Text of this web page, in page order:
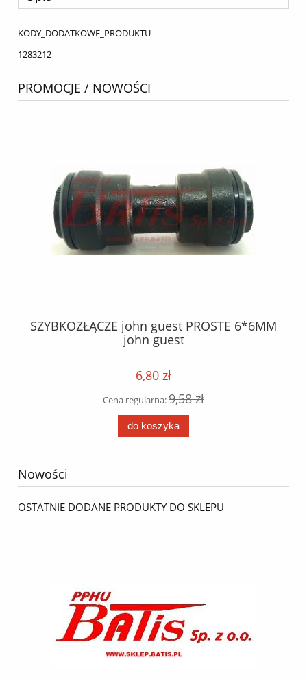
KODY_DODATKOWE_PRODUKTU
1283212
PROMOCJE / NOWOŚCI
SZYBKOZŁĄCZE john guest PROSTE 6*6MM
john guest
6,80 zł
Cena regularna:9,58 zł
do koszyka
Nowości
OSTATNIE DODANE PRODUKTY DO SKLEPU